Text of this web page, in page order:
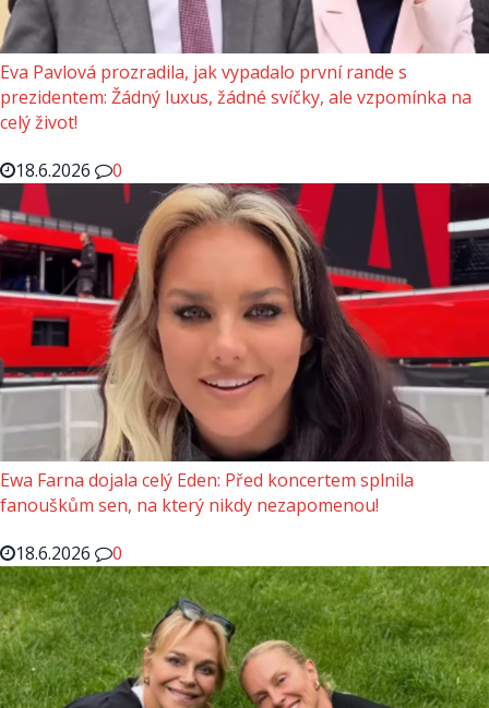
Eva Pavlová prozradila, jak vypadalo první rande s
prezidentem: Žádný luxus, žádné svíčky, ale vzpomínka na
celý život!
18.6.2026
0
Ewa Farna dojala celý Eden: Před koncertem splnila
fanouškům sen, na který nikdy nezapomenou!
18.6.2026
0